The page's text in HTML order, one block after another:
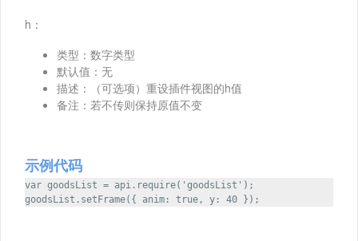
h：
类型：数字类型
默认值：无
描述：（可选项）重设插件视图的h值
备注：若不传则保持原值不变
示例代码
var goodsList = api.require('goodsList');
goodsList.setFrame({ anim: true, y: 40 });